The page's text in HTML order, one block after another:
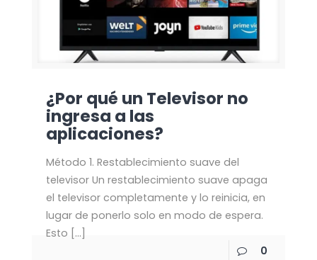
¿Por qué un Televisor no
ingresa a las
aplicaciones?
Método 1. Restablecimiento suave del
televisor Un restablecimiento suave apaga
el televisor completamente y lo reinicia, en
lugar de ponerlo solo en modo de espera.
Esto […]
0